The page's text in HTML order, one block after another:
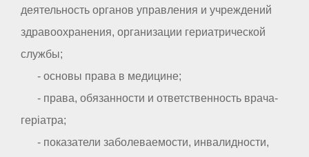
деятельность органов управления и учреждений
здравоохранения, организации гериатрической
службы;
- основы права в медицине;
- права, обязанности и ответственность врача-
геріатра;
- показатели заболеваемости, инвалидности,